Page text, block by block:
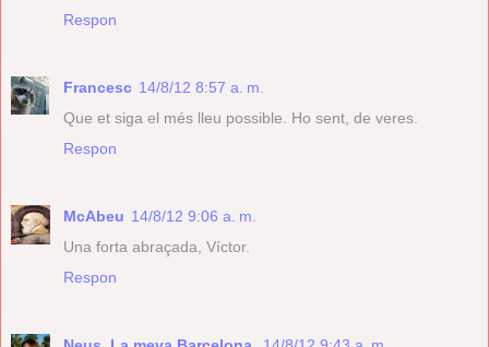
Respon
Francesc 14/8/12 8:57 a. m.
Que et siga el més lleu possible. Ho sent, de veres.
Respon
McAbeu 14/8/12 9:06 a. m.
Una forta abraçada, Víctor.
Respon